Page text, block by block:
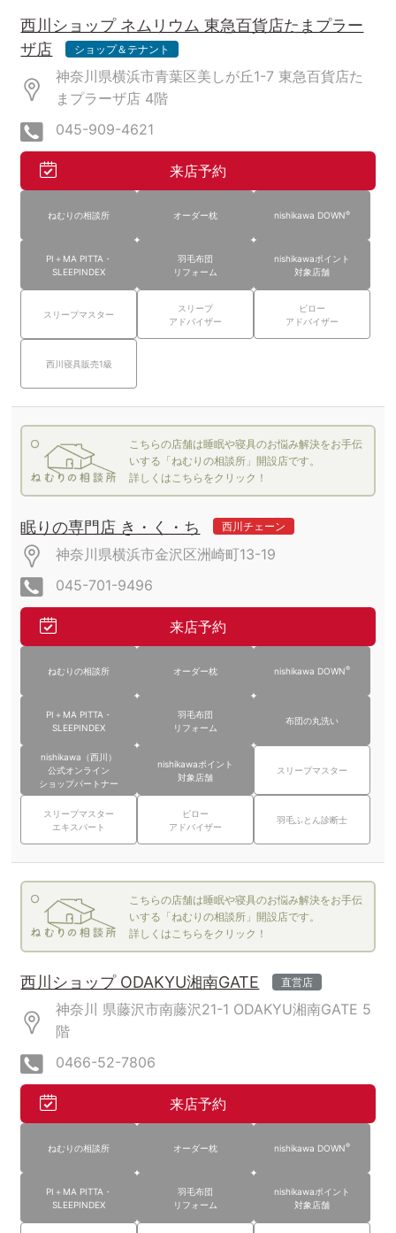
西川ショップ ネムリウム 東急百貨店たまプラー
ザ店
ショップ＆テナント
神奈川県横浜市青葉区美しが丘1-7 東急百貨店た
まプラーザ店 4階
045-909-4621
来店予約
ねむりの相談所 オーダー枕 nishikawa DOWN®
PI＋MA PITTA・
SLEEPINDEX
羽毛布団
リフォーム
nishikawaポイント
対象店舗
スリープマスター
スリープ
アドバイザー
ピロー
アドバイザー
西川寝具販売1級
こちらの店舗は睡眠や寝具のお悩み解決をお手伝
いする「ねむりの相談所」開設店です。
詳しくはこちらをクリック！
眠りの専門店 き・く・ち 西川チェーン
神奈川県横浜市金沢区洲崎町13-19
045-701-9496
来店予約
ねむりの相談所 オーダー枕 nishikawa DOWN®
PI＋MA PITTA・
SLEEPINDEX
羽毛布団
リフォーム
布団の丸洗い
nishikawa（西川）
公式オンライン
ショップパートナー
nishikawaポイント
対象店舗
スリープマスター
スリープマスター
エキスパート
ピロー
アドバイザー
羽毛ふとん診断士
こちらの店舗は睡眠や寝具のお悩み解決をお手伝
いする「ねむりの相談所」開設店です。
詳しくはこちらをクリック！
西川ショップ ODAKYU湘南GATE 直営店
神奈川 県藤沢市南藤沢21-1 ODAKYU湘南GATE 5
階
0466-52-7806
来店予約
ねむりの相談所 オーダー枕 nishikawa DOWN®
PI＋MA PITTA・
SLEEPINDEX
羽毛布団
リフォーム
nishikawaポイント
対象店舗